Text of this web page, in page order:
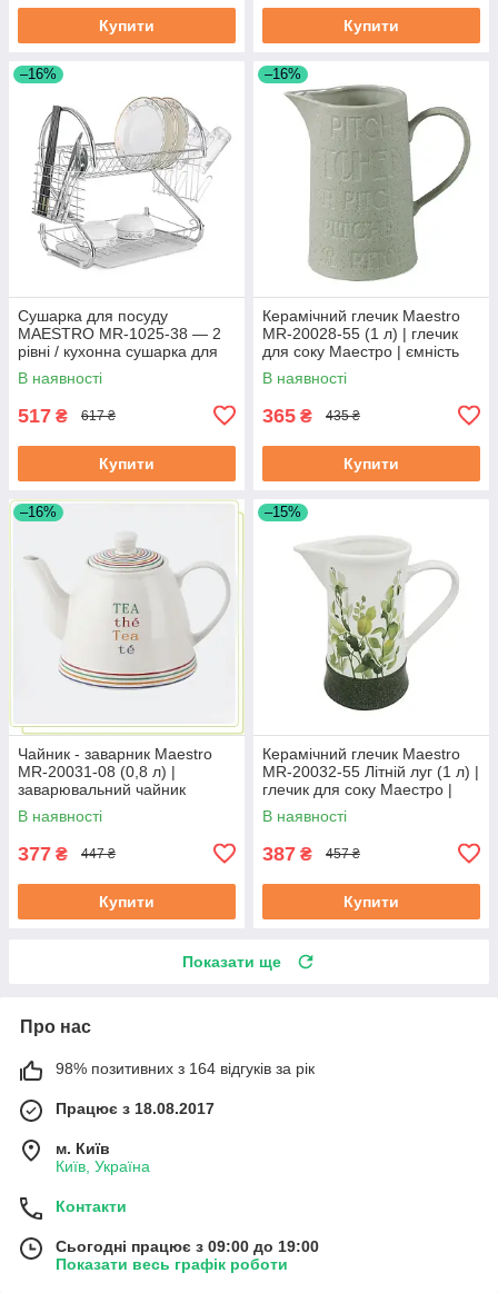
Купити Купити
–16%
Сушарка для посуду
MAESTRO MR-1025-38 — 2
рівні / кухонна сушарка для
посуду Маестро
В наявності
517 ₴ 617 ₴
Купити
–16%
Керамічний глечик Maestro
MR-20028-55 (1 л) | глечик
для соку Маестро | ємність
для води Маестро
В наявності
365 ₴ 435 ₴
Купити
–16%
Чайник - заварник Maestro
MR-20031-08 (0,8 л) |
заварювальний чайник
Маестро | керамічний чайник
Маестро
В наявності
377 ₴ 447 ₴
Купити
–15%
Керамічний глечик Maestro
MR-20032-55 Літній луг (1 л) |
глечик для соку Маестро |
ємність для води Маестро
В наявності
387 ₴ 457 ₴
Купити
Показати ще
Про нас
98% позитивних з 164 відгуків за рік
Працює з 18.08.2017
м. Київ
Київ, Україна
Контакти
Сьогодні працює з 09:00 до 19:00
Показати весь графік роботи